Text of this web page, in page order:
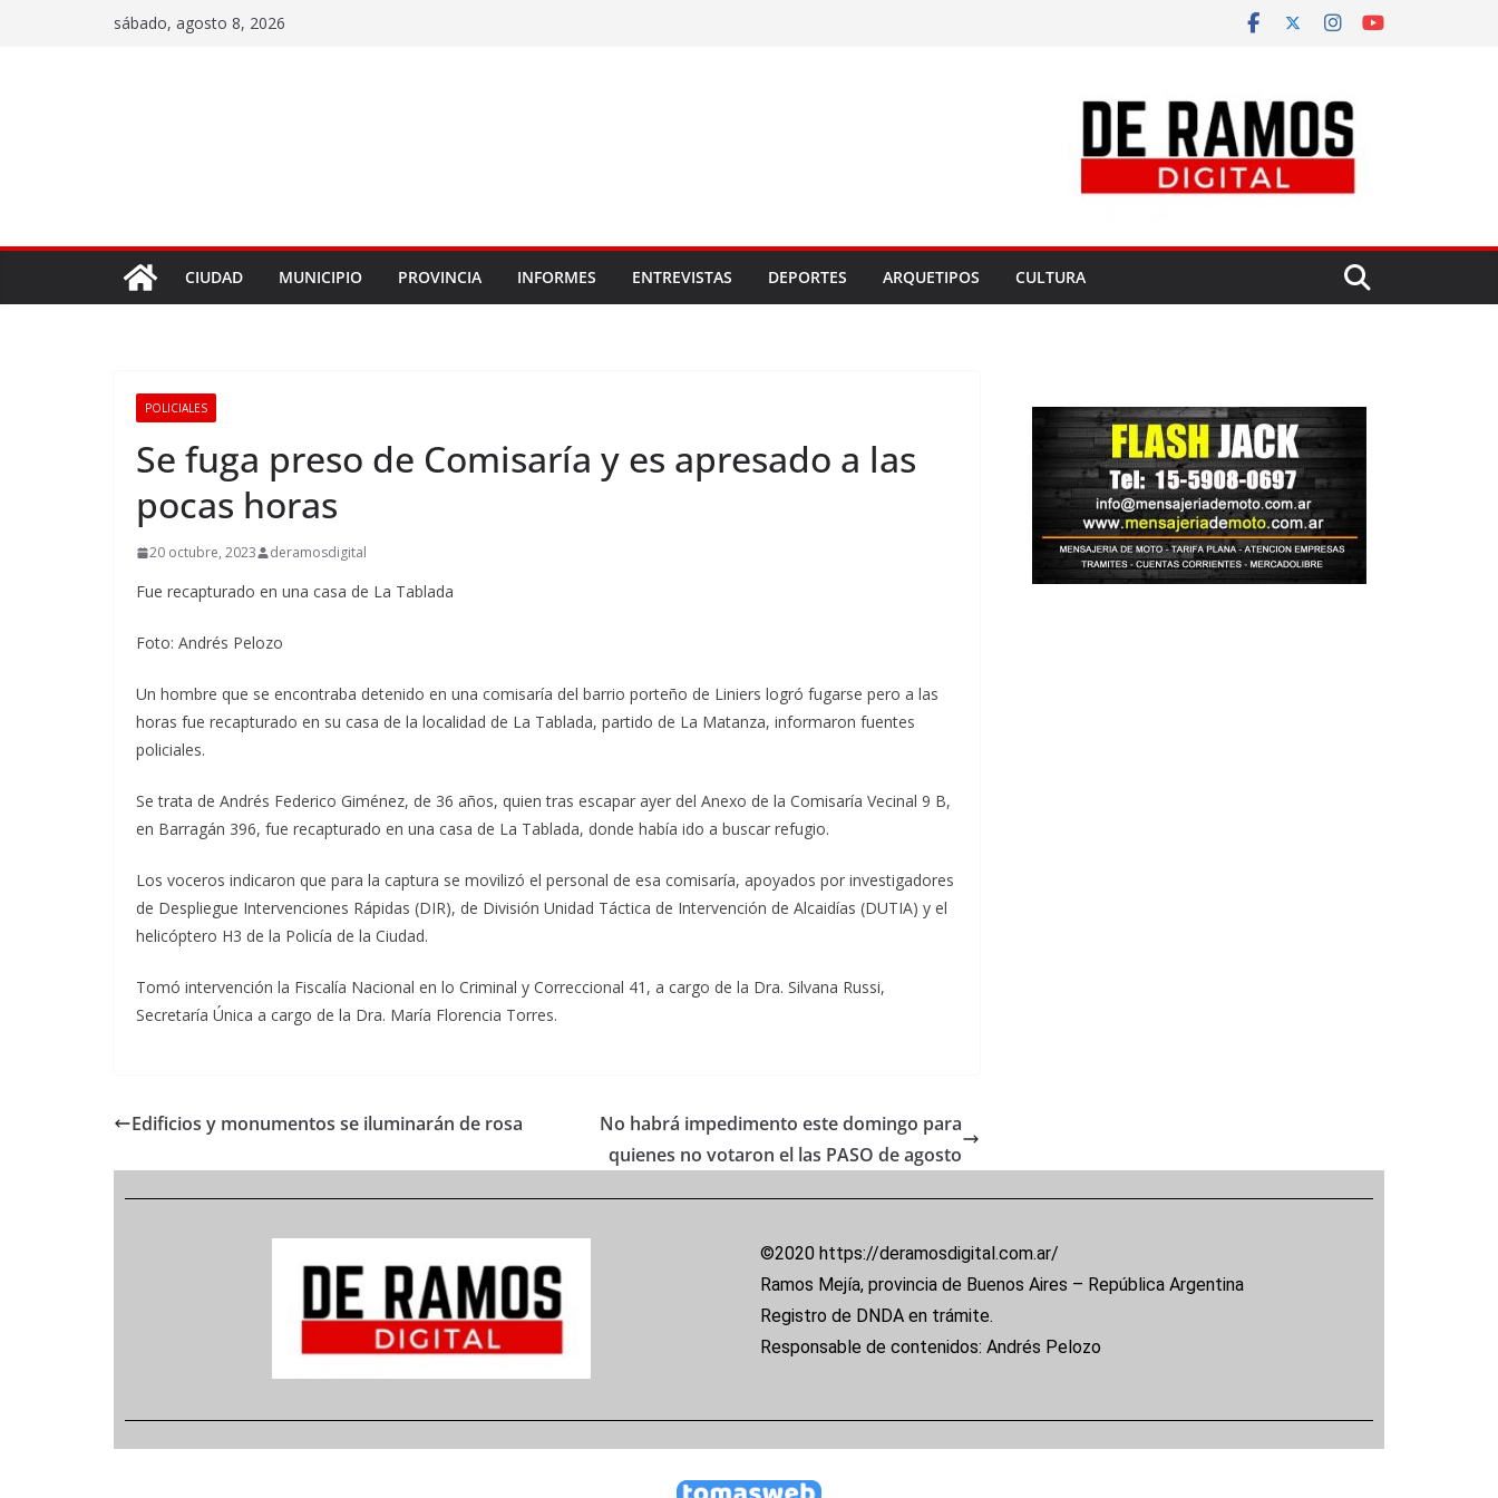
sábado, agosto 8, 2026
CIUDAD MUNICIPIO PROVINCIA INFORMES ENTREVISTAS DEPORTES ARQUETIPOS CULTURA
POLICIALES
Se fuga preso de Comisaría y es apresado a las
pocas horas
20 octubre, 2023 deramosdigital
Fue recapturado en una casa de La Tablada
Foto: Andrés Pelozo
Un hombre que se encontraba detenido en una comisaría del barrio porteño de Liniers logró fugarse pero a las
horas fue recapturado en su casa de la localidad de La Tablada, partido de La Matanza, informaron fuentes
policiales.
Se trata de Andrés Federico Giménez, de 36 años, quien tras escapar ayer del Anexo de la Comisaría Vecinal 9 B,
en Barragán 396, fue recapturado en una casa de La Tablada, donde había ido a buscar refugio.
Los voceros indicaron que para la captura se movilizó el personal de esa comisaría, apoyados por investigadores
de Despliegue Intervenciones Rápidas (DIR), de División Unidad Táctica de Intervención de Alcaidías (DUTIA) y el
helicóptero H3 de la Policía de la Ciudad.
Tomó intervención la Fiscalía Nacional en lo Criminal y Correccional 41, a cargo de la Dra. Silvana Russi,
Secretaría Única a cargo de la Dra. María Florencia Torres.
Edificios y monumentos se iluminarán de rosa
No habrá impedimento este domingo para
quienes no votaron el las PASO de agosto
©2020 https://deramosdigital.com.ar/
Ramos Mejía, provincia de Buenos Aires – República Argentina
Registro de DNDA en trámite.
Responsable de contenidos: Andrés Pelozo